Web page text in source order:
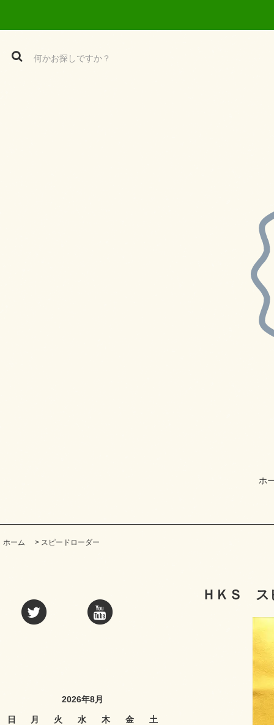
ホ
ホーム > スピードローダー
2026年8月
日 月 火 水 木 金 土
ＨＫＳ ス